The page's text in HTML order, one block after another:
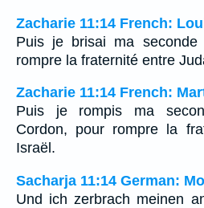
Zacharie 11:14 French:
Puis je brisai ma seconde
rompre la fraternité entre
Zacharie 11:14 French:
Puis je rompis ma
Cordon, pour rompre la
Israël.
Sacharja 11:14 German:
Und ich zerbrach meinen